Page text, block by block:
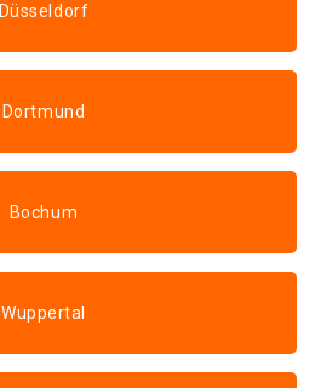
Düsseldorf
Dortmund
Bochum
Wuppertal